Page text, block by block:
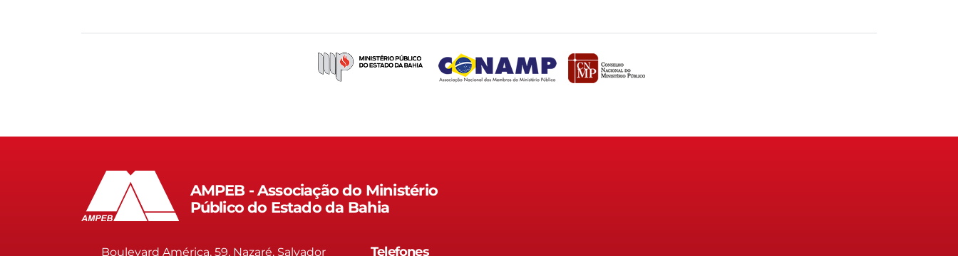
AMPEB - Associação do Ministério
Público do Estado da Bahia
Boulevard América, 59, Nazaré, Salvador Telefones